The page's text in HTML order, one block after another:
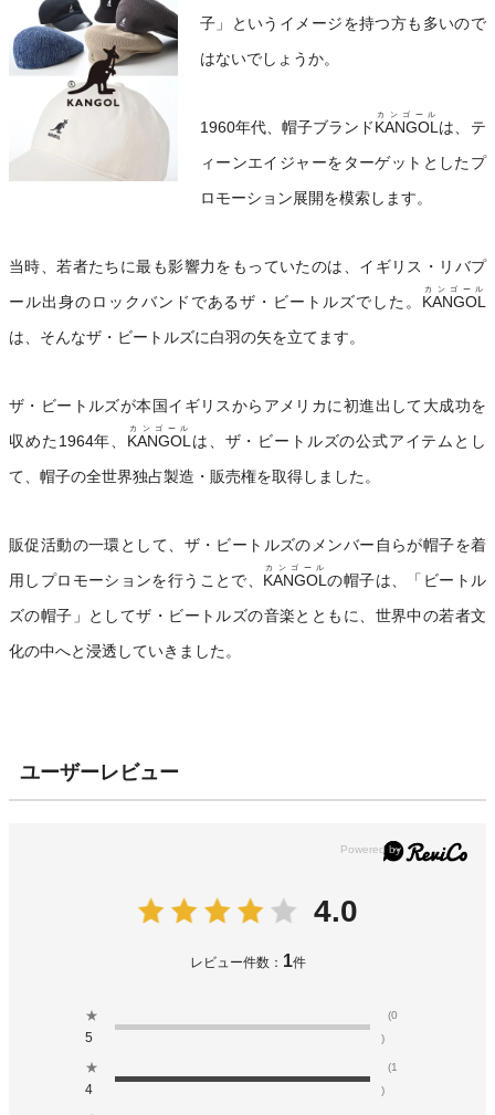
子」というイメージを持つ方も多いので
はないでしょうか。
1960年代、帽子ブランドKANGOL
カンゴール
は、テ
ィーンエイジャーをターゲットとしたプ
ロモーション展開を模索します。
当時、若者たちに最も影響力をもっていたのは、イギリス・リバプ
ール出身のロックバンドであるザ・ビートルズでした。 KANGOL
カンゴール
は、そんなザ・ビートルズに白羽の矢を立てます。
ザ・ビートルズが本国イギリスからアメリカに初進出して大成功を
収めた1964年、 KANGOL
カンゴール
は、ザ・ビートルズの公式アイテムとし
て、帽子の全世界独占製造・販売権を取得しました。
販促活動の一環として、ザ・ビートルズのメンバー自らが帽子を着
用しプロモーションを行うことで、 KANGOL
カンゴール
の帽子は、「ビートル
ズの帽子」としてザ・ビートルズの音楽とともに、世界中の若者文
化の中へと浸透していきました。
ユーザーレビュー
4.0
レビュー件数： 1件
★
5
(0
)
★
4
(1
)